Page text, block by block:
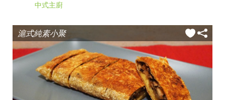
中式主廚
滬式純素小聚